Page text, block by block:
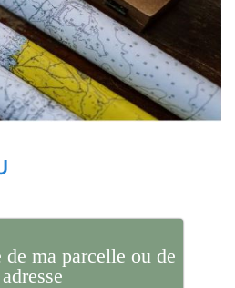
ma parcelle ou de